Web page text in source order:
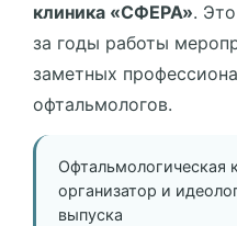
клиника «СФЕРА».
за годы работы
заметных
офтальмологов.
Офтальмологическая
организатор и
выпуска